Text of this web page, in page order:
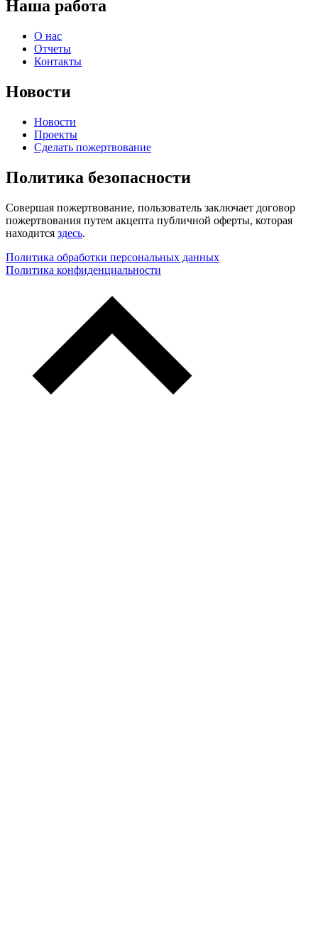
Наша работа
О нас
Отчеты
Контакты
Новости
Новости
Проекты
Сделать пожертвование
Политика безопасности
Совершая пожертвование, пользователь заключает договор
пожертвования путем акцепта публичной оферты, которая
находится здесь.
Политика обработки персональных данных
Политика конфиденциальности